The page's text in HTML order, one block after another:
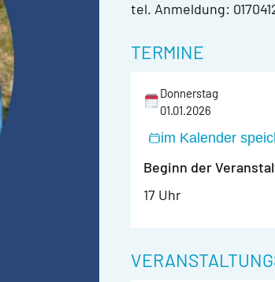
tel. Anmeldung:
TERMINE
Donnerstag
01.01.2026
im Kalender
Beginn der
17 Uhr